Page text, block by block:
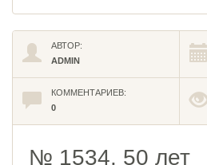
АВТОР:
ADMIN
КОММЕНТАРИЕВ:
0
№ 1534. 50 лет